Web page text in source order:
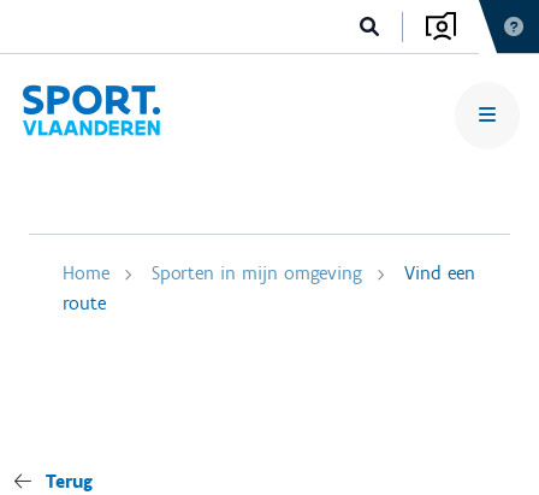
Home Sporten in mijn omgeving
Vind een
route
Terug